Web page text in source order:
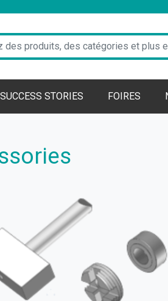
SUCCESS STORIES FOIRES